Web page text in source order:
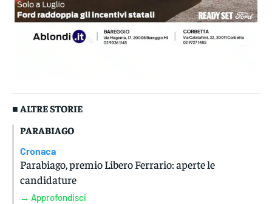
■ ALTRE STORIE
PARABIAGO
Cronaca
Parabiago, premio Libero Ferrario: aperte le
candidature
→ Approfondisci